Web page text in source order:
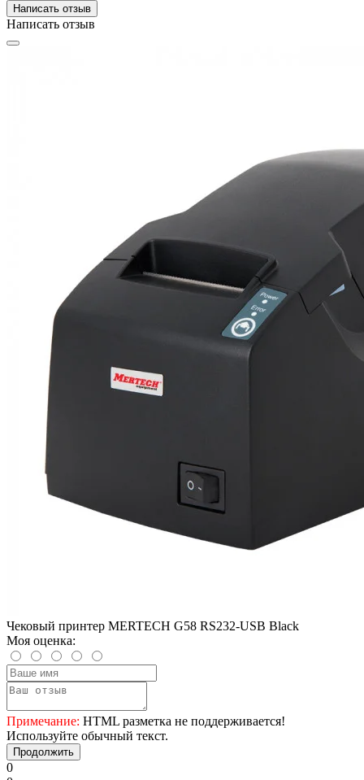
Написать отзыв
Написать отзыв
Чековый принтер MERTECH G58 RS232-USB Black
Моя оценка:
Примечание: HTML разметка не поддерживается!
Используйте обычный текст.
Продолжить
0